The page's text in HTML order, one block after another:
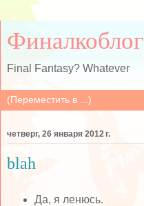
Финалкоблог
Final Fantasy? Whatever
четверг, 26 января 2012 г.
blah
Да, я ленюсь.